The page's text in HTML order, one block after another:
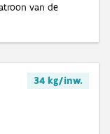
van de
34 kg/inw.